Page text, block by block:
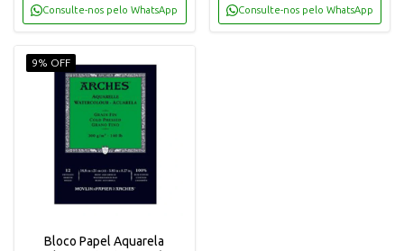
Consulte-nos pelo WhatsApp Consulte-nos pelo WhatsApp
9% OFF
Bloco Papel Aquarela